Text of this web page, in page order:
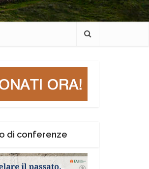
di conferenze